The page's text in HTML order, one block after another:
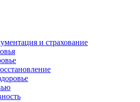
и страхование